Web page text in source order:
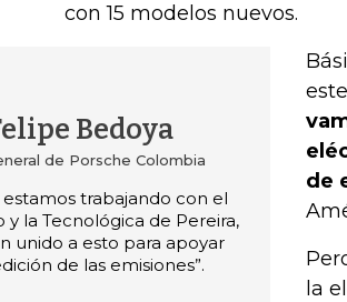
con 15 modelos nuevos.
Bedoya
de Porsche Colombia
estamos trabajando con el
y la Tecnológica de Pereira,
unido a esto para apoyar
de las emisiones”.
de
la